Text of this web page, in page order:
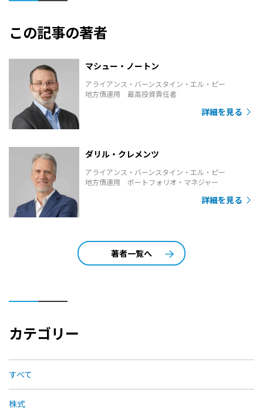
この記事の著者
マシュー・ノートン
アライアンス・バーンスタイン・エル・ピー
地方債運用 最高投資責任者
詳細を見る
ダリル・クレメンツ
アライアンス・バーンスタイン・エル・ピー
地方債運用 ポートフォリオ・マネジャー
詳細を見る
著者一覧へ
カテゴリー
すべて
株式